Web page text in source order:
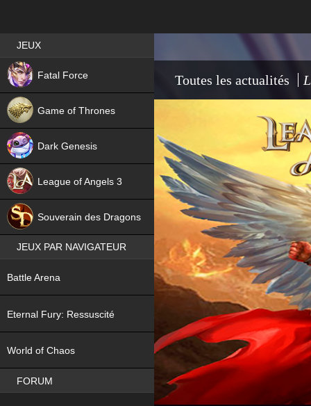
Toutes les actualités
Best RPG games in France
JEUX
Fatal Force
NEW
Game of Thrones
Dark Genesis
League of Angels 3
Souverain des Dragons
JEUX PAR NAVIGATEUR
Battle Arena
NEW
Eternal Fury: Ressuscité
World of Chaos
FORUM